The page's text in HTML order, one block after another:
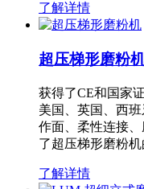
了解详情
超压梯形磨粉
获得了CE和国家
美国、英国、西
作面、柔性连接
了超压梯形磨粉
了解详情